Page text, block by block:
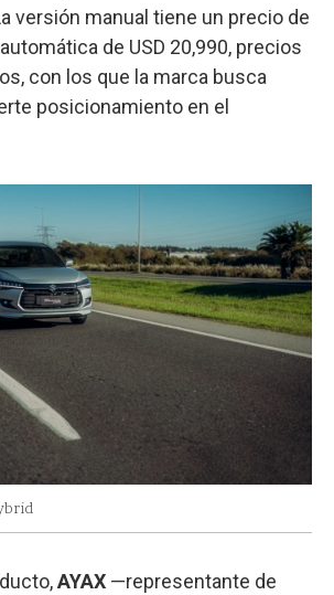
versión manual tiene un precio de
de USD 20,990, precios
con los que la marca busca
posicionamiento en el
AYAX —representante de